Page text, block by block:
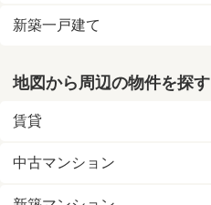
新築一戸建て
地図から周辺の物件を探す
賃貸
中古マンション